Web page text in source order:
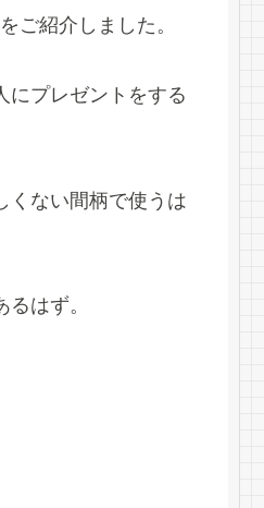
ご紹介しました。
にプレゼントをする
くない間柄で使うは
はず。